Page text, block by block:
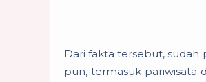
Dari fakta tersebut,
pun, termasuk pariwisata